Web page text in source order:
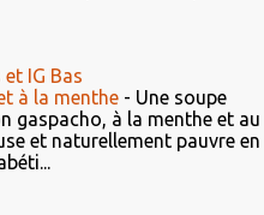
IG Bas
à la menthe - Une soupe
gaspacho, à la menthe et au
et naturellement pauvre en